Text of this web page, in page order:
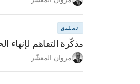
تعليق
مذكّرة التفاهم لإنهاء
مروان المعشّر